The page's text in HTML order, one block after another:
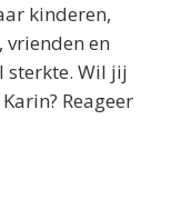
kinderen,
en
sterkte. Wil jij
Reageer